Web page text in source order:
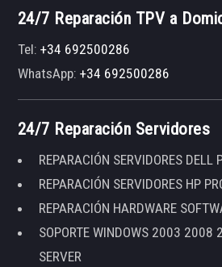
24/7 Reparación TPV a
Tel:+34 692500286
WhatsApp:+34 692500286
24/7 Reparación Servidores
REPARACIÓN SERVIDORES DELL
REPARACIÓN SERVIDORES HP
REPARACIÓN HARDWARE
SOPORTE WINDOWS 2003
SERVER